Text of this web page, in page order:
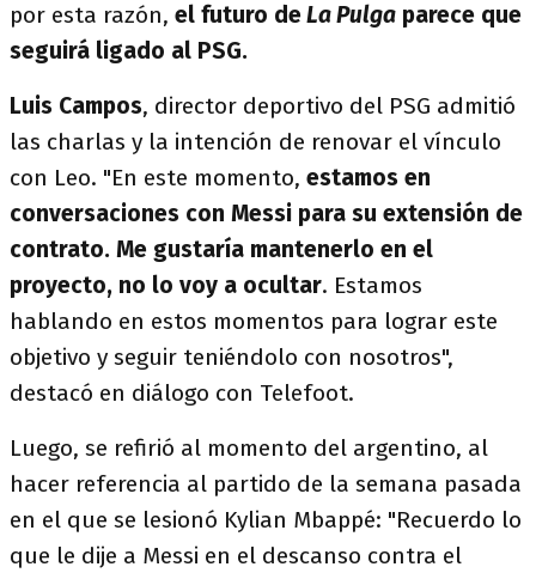
por esta razón, el futuro deLa Pulga parece que
seguirá ligado al PSG.
Luis Campos, director deportivo del PSG admitió
las charlas y la intención de renovar el vínculo
con Leo. "En este momento, estamos en
conversaciones con Messi para su extensión de
contrato. Me gustaría mantenerlo en el
proyecto, no lo voy a ocultar. Estamos
hablando en estos momentos para lograr este
objetivo y seguir teniéndolo con nosotros",
destacó en diálogo con Telefoot.
Luego, se refirió al momento del argentino, al
hacer referencia al partido de la semana pasada
en el que se lesionó Kylian Mbappé: "Recuerdo lo
que le dije a Messi en el descanso contra el